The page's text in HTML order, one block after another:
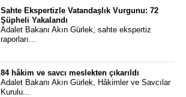
Sahte Ekspertizle Vatandaşlık Vurgunu: 72
Şüpheli Yakalandı
Adalet Bakanı Akın Gürlek, sahte ekspertiz
raporları...
84 hâkim ve savcı meslekten çıkarıldı
Adalet Bakanı Akın Gürlek, Hâkimler ve Savcılar
Kurulu...